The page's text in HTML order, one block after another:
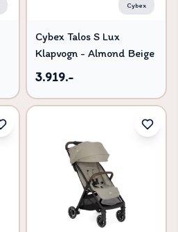
Cybex
Cybex Talos S Lux
Klapvogn - Almond Beige
3.919.-